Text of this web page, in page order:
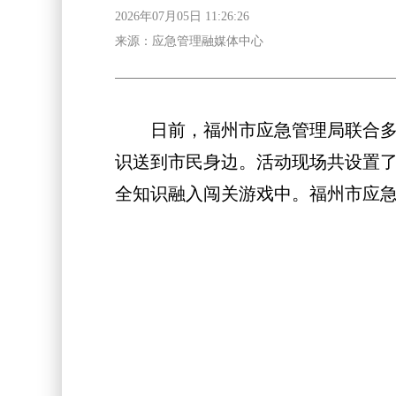
2026年07月05日 11:26:26
来源：应急管理融媒体中心
日前，福州市应急管理局联合多
识送到市民身边。活动现场共设置
全知识融入闯关游戏中。福州市应